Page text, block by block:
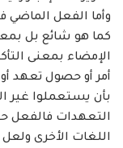
وأما الفعل
كما هو شائع بل
الإمضاء بمعنى
أمر أو حصول ‏تعهد
بأن يستعملوا غير
التعهدات فالفعل
اللغات الأخرى